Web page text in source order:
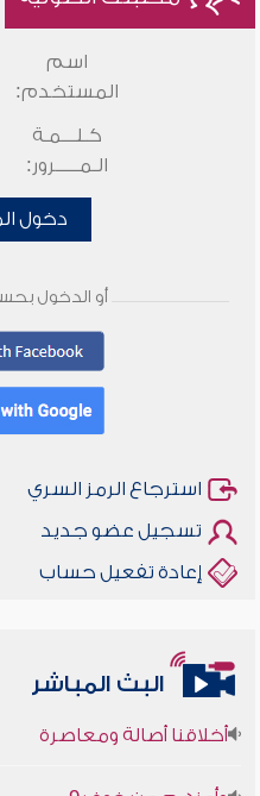
اسم
المستخدم:
كـلـــمـة
الـمـــــرور:
دخول
أو الدخول
استرجاع الرمز السري
تسجيل عضو جديد
إعادة تفعيل حساب
البث المباشر
أخلاقنا أصالة ومعاصرة